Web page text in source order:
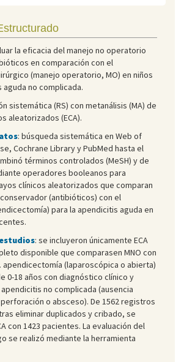
la eficacia del manejo no operatorio
en comparación con el
(manejo operatorio, MO) en niños
no complicada.
sistemática (RS) con metanálisis (MA) de
aleatorizados (ECA).
: búsqueda sistemática en Web of
Cochrane Library y PubMed hasta el
términos controlados (MeSH) y de
operadores booleanos para
clínicos aleatorizados que comparan
(antibióticos) con el
para la apendicitis aguda en
: se incluyeron únicamente ECA
disponible que comparasen MNO con
. apendicectomía (laparoscópica o abierta)
0-18 años con diagnóstico clínico y
no complicada (ausencia
o absceso). De 1562 registros
eliminar duplicados y cribado, se
con 1423 pacientes. La evaluación del
se realizó mediante la herramienta